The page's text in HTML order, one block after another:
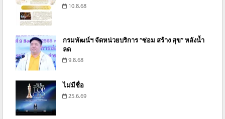
10.8.68
กรมพัฒน์ฯ จัดหน่วยบริการ “ซ่อม สร้าง สุข” หลังน้ำ
ลด
9.8.68
ไม่มีชื่อ
25.6.69